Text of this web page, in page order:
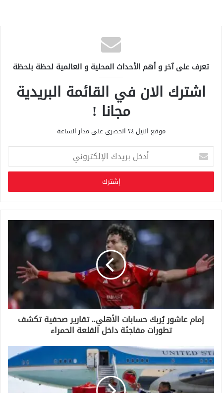
تعرف على آخر و أهم الأحداث المحلية و العالمية لحظة بلحظة
اشترك الان في القائمة البريدية
مجانا !
موقع النيل ٢٤ الحصري علي مدار الساعة
خ
ب
ر
ي
د
ل
إ
ل
ر
إمام عاشور يُربك حسابات الأهلي.. تقارير صحفية تكشف
تطورات مفاجئة داخل القلعة الحمراء